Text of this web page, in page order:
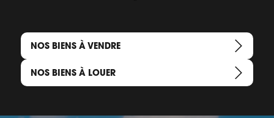
NOS BIENS À VENDRE
NOS BIENS À LOUER